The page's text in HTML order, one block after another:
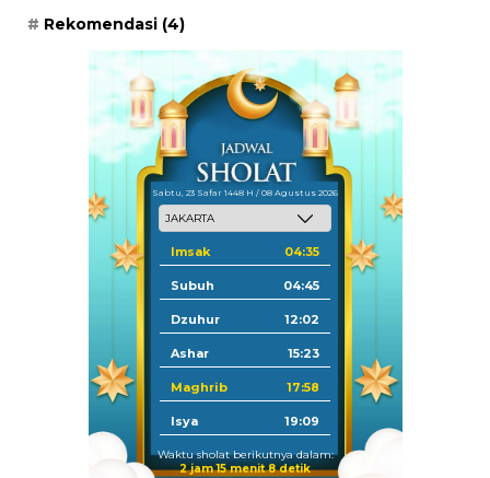
Rekomendasi (4)
Sabtu, 23 Safar 1448 H / 08 Agustus 2026
Imsak 04:35
Subuh 04:45
Dzuhur 12:02
Ashar 15:23
Maghrib 17:58
Isya 19:09
Waktu sholat berikutnya dalam:
2 jam 15 menit 7 detik